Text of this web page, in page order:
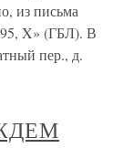
из письма
X» (ГБЛ). В
пер., д.